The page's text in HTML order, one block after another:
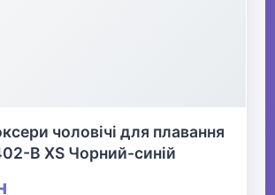
чоловічі для плавання
B XS Чорний-синій